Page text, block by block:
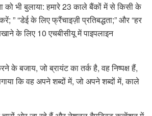
को भी बुलाया: हमारे 23 काले बैंकों में से किसी के
” “डेई के लिए फ्रैंचाइज़ी प्रतिबद्धता;” और “हर
के लिए 10 एचबीसीयू में पाइपलाइन
के बजाय, जो ब्रायंट का तर्क है, वह निष्पक्ष हैं,
कि वह अपने शब्दों में, जो अपने शब्दों में, काले